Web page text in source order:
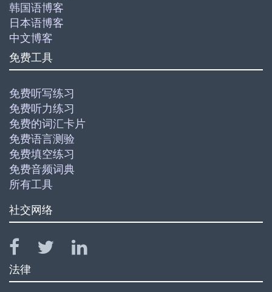
韩国语博客
日本语博客
中文博客
免费工具
免费听写练习
免费听力练习
免费的词汇卡片
免费语言测验
免费填空练习
免费音频词典
所有工具
社交网络
法律